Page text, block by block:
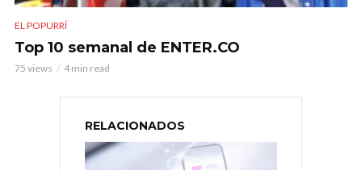
EL POPURRÍ
Top 10 semanal de ENTER.CO
75 views 4 min read
RELACIONADOS